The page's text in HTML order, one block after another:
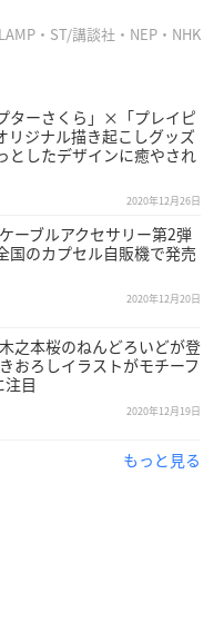
ホビーショップ・量販
。商品によっては、コン
ご了承ください。
数となります。販売商品
によって全種揃えるた
・ST/講談社・NEP・NHK
ターさくら」×「プレイピ
リジナル描き起こしグッズ
としたデザインに癒やされ
2020年12月26日
ケーブルアクセサリー第2弾
国のカプセル自販機で発売
2020年12月20日
木之本桜のねんどろいどが登
おろしイラストがモチーフ
目
2020年12月19日
もっと見る